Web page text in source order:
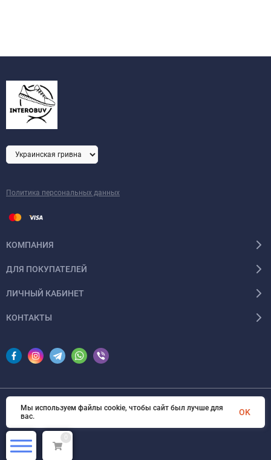
Политика персональных данных
КОМПАНИЯ
ДЛЯ ПОКУПАТЕЛЕЙ
ЛИЧНЫЙ КАБИНЕТ
КОНТАКТЫ
© 2026 InSale. Все права защищены
0
Мы используем файлы cookie, чтобы сайт был лучше для
вас.
OK